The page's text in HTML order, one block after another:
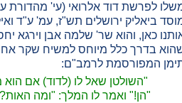
לפרשת דוד אלרואי (עי' מהדורת
ביאליק ירושלים תש"ז, עמ' ע"ד
כאן, והוא שר' שלמה אבן וירגא
בדרך כלל מיוחס למשיח שקר
המפורסמת לרמב"ם:
"השולטן שאל לו (לדוד) אם הוא
"הן!" ואמר לו המלך: "ומה